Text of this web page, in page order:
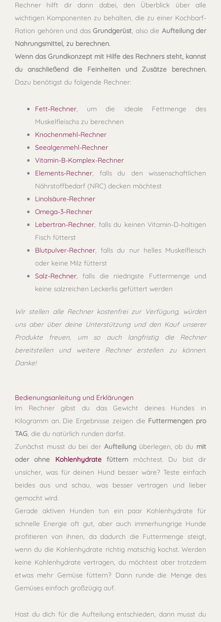
Rechner hilft dir dann dabei, den Überblick über alle
wichtigen Komponenten zu behalten, die zu einer Kochbarf-
Ration gehören und das Grundgerüst, also die Aufteilung der
Nahrungsmittel, zu berechnen.
Wenn das Grundkonzept mit Hilfe des Rechners steht, kannst
du anschließend die Feinheiten und Zusätze berechnen.
Dazu benötigst du folgende Rechner:
Fett-Rechner , um die ideale Fettmenge des
Muskelfleischs zu berechnen
Knochenmehl-Rechner
Seealgenmehl-Rechner
Vitamin-B-Komplex-Rechner
Elements-Rechner , falls du den wissenschaftlichen
Nährstoffbedarf (NRC) decken möchtest
Linolsäure-Rechner
Omega-3-Rechner
Lebertran-Rechner , falls du keinen Vitamin-D-haltigen
Fisch fütterst
Blutpulver-Rechner , falls du nur helles Muskelfleisch
oder keine Milz fütterst
Salz-Rechner , falls die niedrigste Futtermenge und
keine salzreichen Leckerlis gefüttert werden
Wir stellen alle Rechner kostenfrei zur Verfügung, würden
uns aber über deine Unterstützung und den Kauf unserer
Produkte freuen, um so auch langfristig die Rechner
bereitstellen und weitere Rechner erstellen zu können.
Danke!
Bedienungsanleitung und Erklärungen
Im Rechner gibst du das Gewicht deines Hundes in
Kilogramm an. Die Ergebnisse zeigen die Futtermengen pro
TAG , die du natürlich runden darfst.
Zunächst musst du bei der Aufteilung überlegen, ob du mit
oder ohne Kohlenhydratefüttern möchtest. Du bist dir
unsicher, was für deinen Hund besser wäre? Teste einfach
beides aus und schau, was besser vertragen und lieber
gemocht wird.
Gerade aktiven Hunden tun ein paar Kohlenhydrate für
schnelle Energie oft gut, aber auch immerhungrige Hunde
profitieren von ihnen, da dadurch die Futtermenge steigt,
wenn du die Kohlenhydrate richtig matschig kochst. Werden
keine Kohlenhydrate vertragen, du möchtest aber trotzdem
etwas mehr Gemüse füttern? Dann runde die Menge des
Gemüses einfach großzügig auf.
Hast du dich für die Aufteilung entschieden, dann musst du